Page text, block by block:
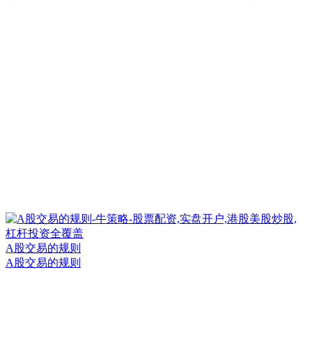
A股交易的规则
A股交易的规则